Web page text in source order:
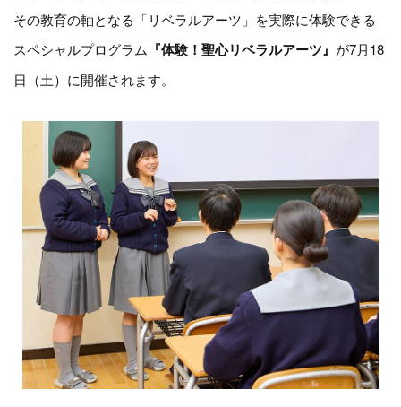
その教育の軸となる「リベラルアーツ」を実際に体験できる
スペシャルプログラム 『体験！聖心リベラルアーツ』 が7月18
日（土）に開催されます。